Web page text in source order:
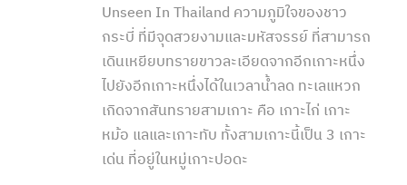
Unseen In Thailand ความภูมิใจของชาว
กระบี่ ที่มีจุดสวยงามและมหัสจรรย์ ที่สามารถ
เดินเหยียบทรายขาวละเอียดจากอีกเกาะหนึ่ง
ไปยังอีกเกาะหนึ่งได้ในเวลาน้ำลด ทะเลแหวก
เกิดจากสันทรายสามเกาะ คือ เกาะไก่ เกาะ
หม้อ แลและเกาะทับ ทั้งสามเกาะนี้เป็น 3 เกาะ
เด่น ที่อยู่ในหมู่เกาะปอดะ